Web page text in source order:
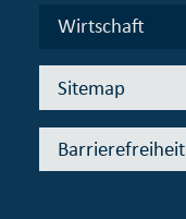
Wirtschaft
Sitemap
Barrierefreiheit